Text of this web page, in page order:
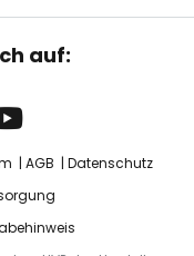
auf:
AGB
Datenschutz